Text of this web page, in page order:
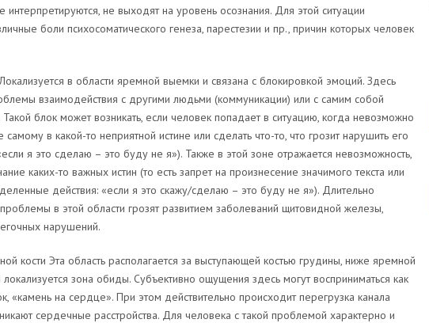
интерпретируются, не выходят на уровень осознания. Для этой ситуации
боли психосоматического генеза, парестезии и пр., причин которых человек
в области яремной выемки и связана с блокировкой эмоций. Здесь
взаимодействия с другими людьми (коммуникации) или с самим собой
Такой блок может возникать, если человек попадает в ситуацию, когда невозможно
самому в какой-то неприятной истине или сделать что-то, что грозит нарушить его
я это сделаю – это буду не я»). Также в этой зоне отражается невозможность,
каких-то важных истин (то есть запрет на произнесение значимого текста или
действия: «если я это скажу/сделаю – это буду не я»). Длительно
в этой области грозят развитием заболеваний щитовидной железы,
нарушений.
кости Эта область располагается за выступающей костью грудины, ниже яремной
зона обиды. Субъективно ощущения здесь могут восприниматься как
«камень на сердце». При этом действительно происходит перегрузка канала
сердечные расстройства. Для человека с такой проблемой характерно и